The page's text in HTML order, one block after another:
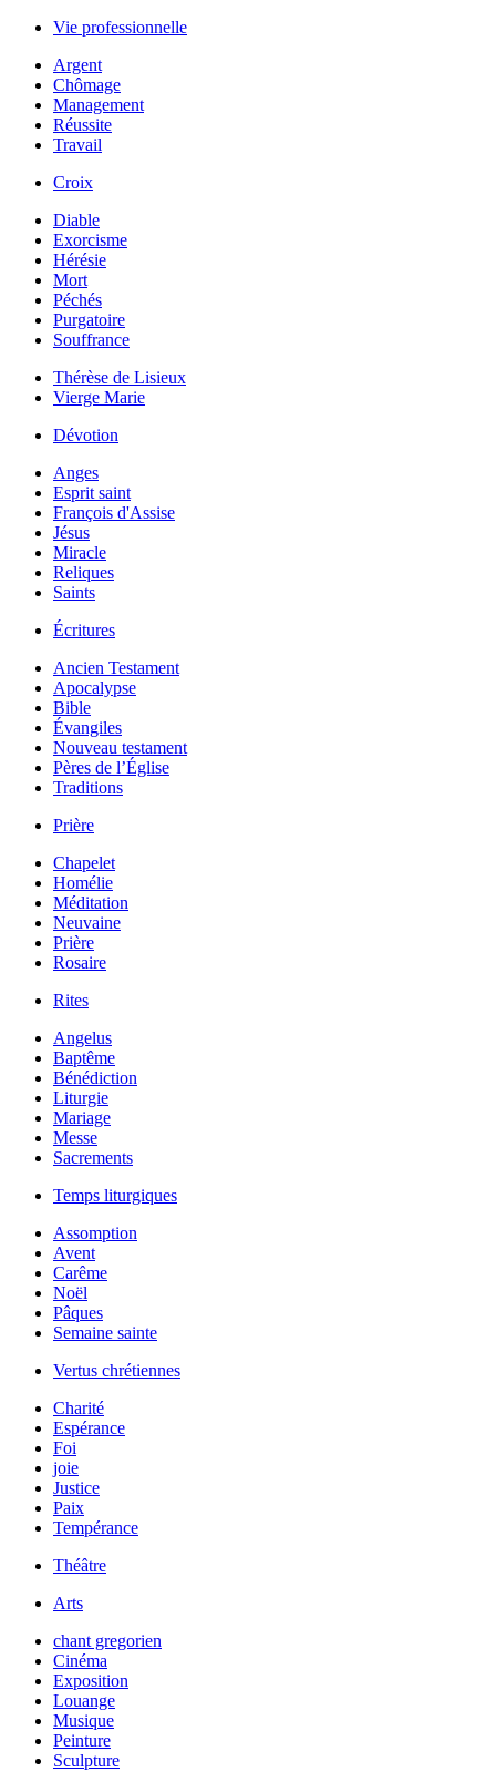
Vie professionnelle
Argent
Chômage
Management
Réussite
Travail
Croix
Diable
Exorcisme
Hérésie
Mort
Péchés
Purgatoire
Souffrance
Thérèse de Lisieux
Vierge Marie
Dévotion
Anges
Esprit saint
François d'Assise
Jésus
Miracle
Reliques
Saints
Écritures
Ancien Testament
Apocalypse
Bible
Évangiles
Nouveau testament
Pères de l’Église
Traditions
Prière
Chapelet
Homélie
Méditation
Neuvaine
Prière
Rosaire
Rites
Angelus
Baptême
Bénédiction
Liturgie
Mariage
Messe
Sacrements
Temps liturgiques
Assomption
Avent
Carême
Noël
Pâques
Semaine sainte
Vertus chrétiennes
Charité
Espérance
Foi
joie
Justice
Paix
Tempérance
Théâtre
Arts
chant gregorien
Cinéma
Exposition
Louange
Musique
Peinture
Sculpture